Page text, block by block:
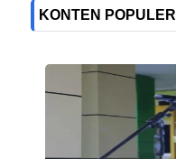
KONTEN POPULER